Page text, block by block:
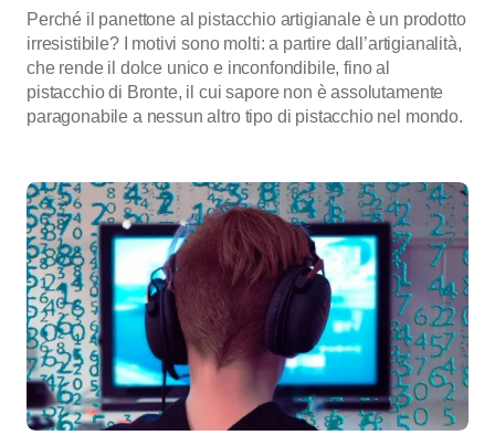
Perché il panettone al pistacchio artigianale è un prodotto
irresistibile? I motivi sono molti: a partire dall’artigianalità,
che rende il dolce unico e inconfondibile, fino al
pistacchio di Bronte, il cui sapore non è assolutamente
paragonabile a nessun altro tipo di pistacchio nel mondo.